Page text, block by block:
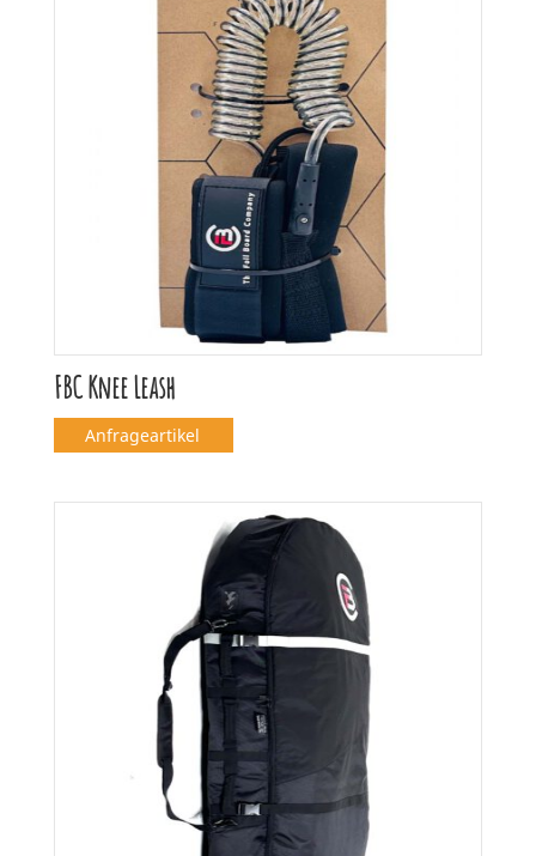
FBC Knee Leash
Anfrageartikel